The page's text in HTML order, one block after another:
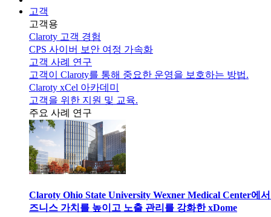
고객
고객용
Claroty 고객 경험
CPS 사이버 보안 여정 가속화
고객 사례 연구
고객이 Claroty를 통해 중요한 운영을 보호하는 방법.
Claroty xCel 아카데미
고객을 위한 지원 및 교육.
주요 사례 연구
Claroty Ohio State University Wexner Medical Center에
즈니스 가치를 높이고 노출 관리를 강화한 xDome